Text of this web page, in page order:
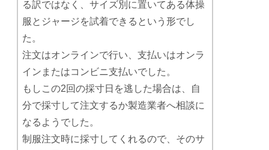
る訳ではなく、サイズ別に置いてある体操
服とジャージを試着できるという形でし
た。
注文はオンラインで行い、支払いはオンラ
インまたはコンビニ支払いでした。
もしこの2回の採寸日を逃した場合は、自
分で採寸して注文するか製造業者へ相談に
なるようでした。
制服注文時に採寸してくれるので、そのサ